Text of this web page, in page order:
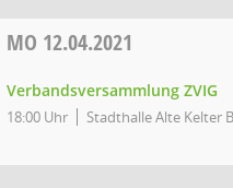
MO 12.04.2021
Verbandsversammlung ZVIG
18:00 Uhr Stadthalle Alte Kelter